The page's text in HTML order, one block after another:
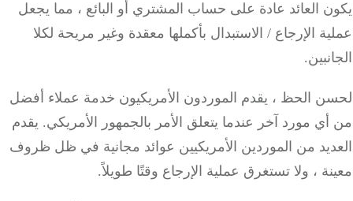
العائد عادة على حساب المشتري أو البائع ، مما يجعل
الإرجاع / الاستبدال بأكملها معقدة وغير مريحة لكلا
الحظ ، يقدم الموردون الأمريكيون خدمة عملاء أفضل
مورد آخر عندما يتعلق الأمر بالجمهور الأمريكي.يقدم
من الموردين الأمريكيين عوائد مجانية في ظل ظروف
، ولا تستغرق عملية الإرجاع وقتًا طويلاً.